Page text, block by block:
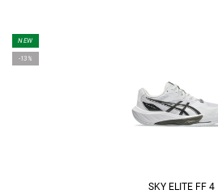
NEW
-13%
SKY ELITE FF 4